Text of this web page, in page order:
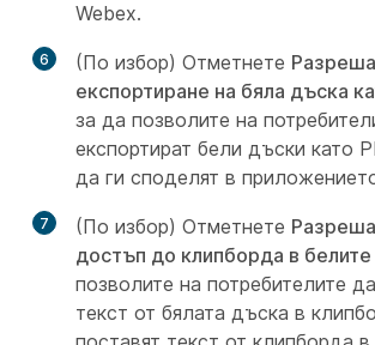
Webex.
6 (По избор) Отметнете
експортиране на бяла дъска
за да позволите на
експортират бели дъски като
да ги споделят в
7 (По избор) Отметнете
достъп до клипборда в
позволите на потребителите
текст от бялата дъска в